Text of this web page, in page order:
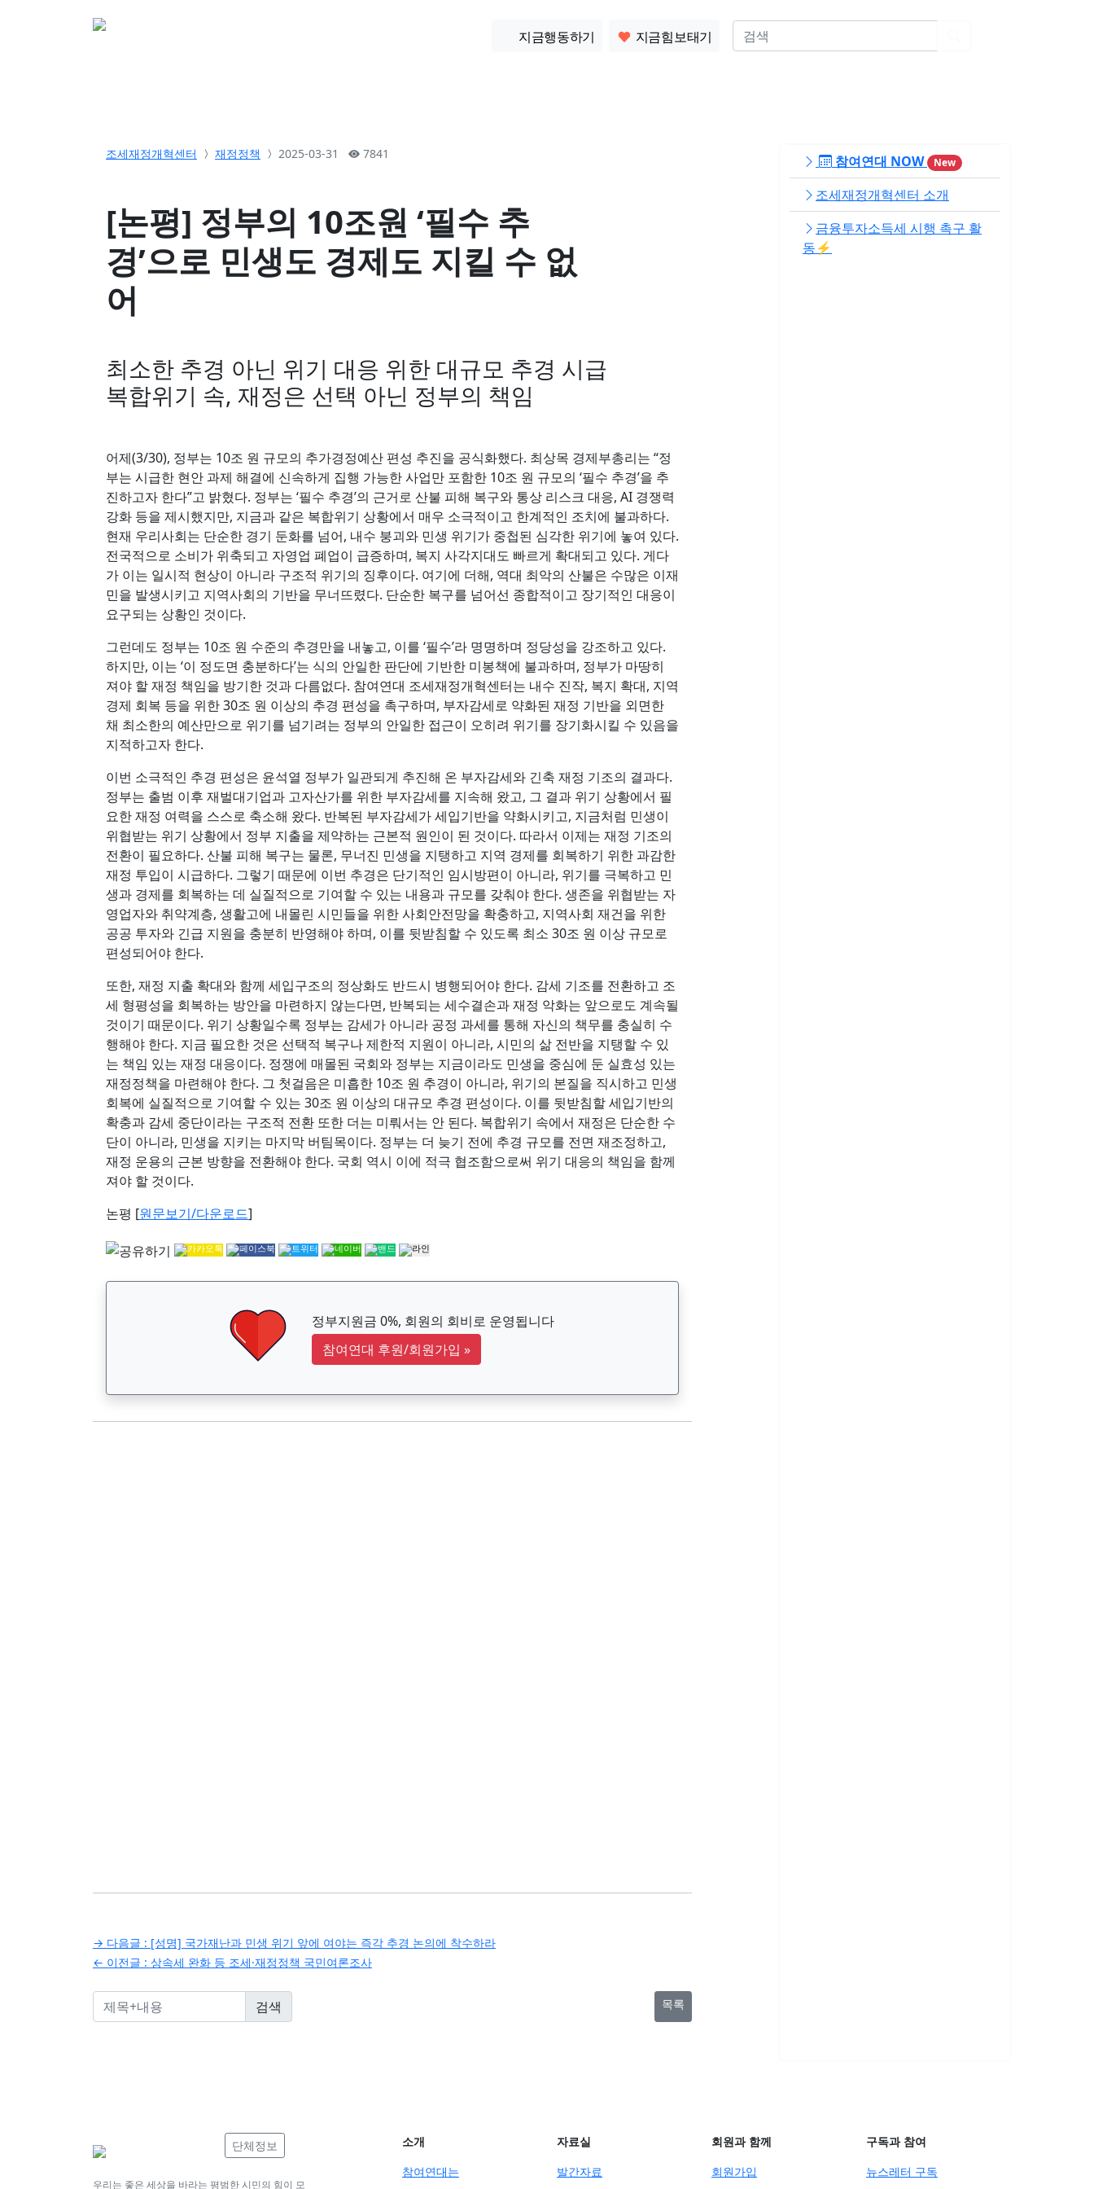
지금행동하기 지금힘보태기
조세재정개혁센터 재정정책 2025-03-31 7841
[논평] 정부의 10조원 ‘필수 추
경’으로 민생도 경제도 지킬 수 없
어
최소한 추경 아닌 위기 대응 위한 대규모 추경 시급
복합위기 속, 재정은 선택 아닌 정부의 책임
어제(3/30), 정부는 10조 원 규모의 추가경정예산 편성 추진을 공식화했다. 최상목 경제부총리는 “정
부는 시급한 현안 과제 해결에 신속하게 집행 가능한 사업만 포함한 10조 원 규모의 ‘필수 추경’을 추
진하고자 한다”고 밝혔다. 정부는 ‘필수 추경’의 근거로 산불 피해 복구와 통상 리스크 대응, AI 경쟁력
강화 등을 제시했지만, 지금과 같은 복합위기 상황에서 매우 소극적이고 한계적인 조치에 불과하다.
현재 우리사회는 단순한 경기 둔화를 넘어, 내수 붕괴와 민생 위기가 중첩된 심각한 위기에 놓여 있다.
전국적으로 소비가 위축되고 자영업 폐업이 급증하며, 복지 사각지대도 빠르게 확대되고 있다. 게다
가 이는 일시적 현상이 아니라 구조적 위기의 징후이다. 여기에 더해, 역대 최악의 산불은 수많은 이재
민을 발생시키고 지역사회의 기반을 무너뜨렸다. 단순한 복구를 넘어선 종합적이고 장기적인 대응이
요구되는 상황인 것이다.
그런데도 정부는 10조 원 수준의 추경만을 내놓고, 이를 ‘필수’라 명명하며 정당성을 강조하고 있다.
하지만, 이는 ‘이 정도면 충분하다’는 식의 안일한 판단에 기반한 미봉책에 불과하며, 정부가 마땅히
져야 할 재정 책임을 방기한 것과 다름없다. 참여연대 조세재정개혁센터는 내수 진작, 복지 확대, 지역
경제 회복 등을 위한 30조 원 이상의 추경 편성을 촉구하며, 부자감세로 약화된 재정 기반을 외면한
채 최소한의 예산만으로 위기를 넘기려는 정부의 안일한 접근이 오히려 위기를 장기화시킬 수 있음을
지적하고자 한다.
이번 소극적인 추경 편성은 윤석열 정부가 일관되게 추진해 온 부자감세와 긴축 재정 기조의 결과다.
정부는 출범 이후 재벌대기업과 고자산가를 위한 부자감세를 지속해 왔고, 그 결과 위기 상황에서 필
요한 재정 여력을 스스로 축소해 왔다. 반복된 부자감세가 세입기반을 약화시키고, 지금처럼 민생이
위협받는 위기 상황에서 정부 지출을 제약하는 근본적 원인이 된 것이다. 따라서 이제는 재정 기조의
전환이 필요하다. 산불 피해 복구는 물론, 무너진 민생을 지탱하고 지역 경제를 회복하기 위한 과감한
재정 투입이 시급하다. 그렇기 때문에 이번 추경은 단기적인 임시방편이 아니라, 위기를 극복하고 민
생과 경제를 회복하는 데 실질적으로 기여할 수 있는 내용과 규모를 갖춰야 한다. 생존을 위협받는 자
영업자와 취약계층, 생활고에 내몰린 시민들을 위한 사회안전망을 확충하고, 지역사회 재건을 위한
공공 투자와 긴급 지원을 충분히 반영해야 하며, 이를 뒷받침할 수 있도록 최소 30조 원 이상 규모로
편성되어야 한다.
또한, 재정 지출 확대와 함께 세입구조의 정상화도 반드시 병행되어야 한다. 감세 기조를 전환하고 조
세 형평성을 회복하는 방안을 마련하지 않는다면, 반복되는 세수결손과 재정 악화는 앞으로도 계속될
것이기 때문이다. 위기 상황일수록 정부는 감세가 아니라 공정 과세를 통해 자신의 책무를 충실히 수
행해야 한다. 지금 필요한 것은 선택적 복구나 제한적 지원이 아니라, 시민의 삶 전반을 지탱할 수 있
는 책임 있는 재정 대응이다. 정쟁에 매몰된 국회와 정부는 지금이라도 민생을 중심에 둔 실효성 있는
재정정책을 마련해야 한다. 그 첫걸음은 미흡한 10조 원 추경이 아니라, 위기의 본질을 직시하고 민생
회복에 실질적으로 기여할 수 있는 30조 원 이상의 대규모 추경 편성이다. 이를 뒷받침할 세입기반의
확충과 감세 중단이라는 구조적 전환 또한 더는 미뤄서는 안 된다. 복합위기 속에서 재정은 단순한 수
단이 아니라, 민생을 지키는 마지막 버팀목이다. 정부는 더 늦기 전에 추경 규모를 전면 재조정하고,
재정 운용의 근본 방향을 전환해야 한다. 국회 역시 이에 적극 협조함으로써 위기 대응의 책임을 함께
져야 할 것이다.
논평 [원문보기/다운로드]
정부지원금 0%, 회원의 회비로 운영됩니다
참여연대 후원/회원가입 »
글
탐
색
→ 다음글 : [성명] 국가재난과 민생 위기 앞에 여야는 즉각 추경 논의에 착수하라
← 이전글 : 상속세 완화 등 조세·재정정책 국민여론조사
목록
참여연대 NOW New
조세재정개혁센터 소개
금융투자소득세 시행 촉구 활
동⚡️
단체정보
우리는 좋은 세상을 바라는 평범한 시민의 힘이 모
소개
참여연대는
자료실
발간자료
회원과 함께
회원가입
구독과 참여
뉴스레터 구독